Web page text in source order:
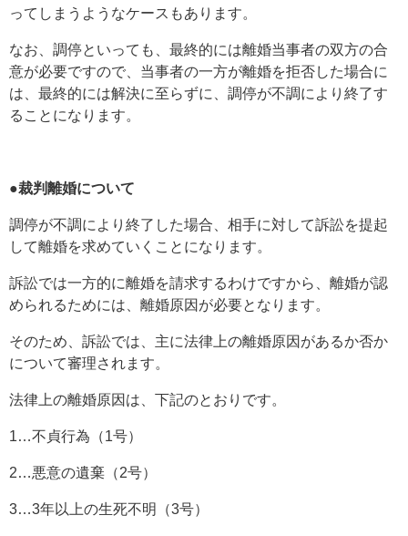
ってしまうようなケースもあります。
なお、調停といっても、最終的には離婚当事者の双方の合
意が必要ですので、当事者の一方が離婚を拒否した場合に
は、最終的には解決に至らずに、調停が不調により終了す
ることになります。
●裁判離婚について
調停が不調により終了した場合、相手に対して訴訟を提起
して離婚を求めていくことになります。
訴訟では一方的に離婚を請求するわけですから、離婚が認
められるためには、離婚原因が必要となります。
そのため、訴訟では、主に法律上の離婚原因があるか否か
について審理されます。
法律上の離婚原因は、下記のとおりです。
1…不貞行為（1号）
2…悪意の遺棄（2号）
3…3年以上の生死不明（3号）